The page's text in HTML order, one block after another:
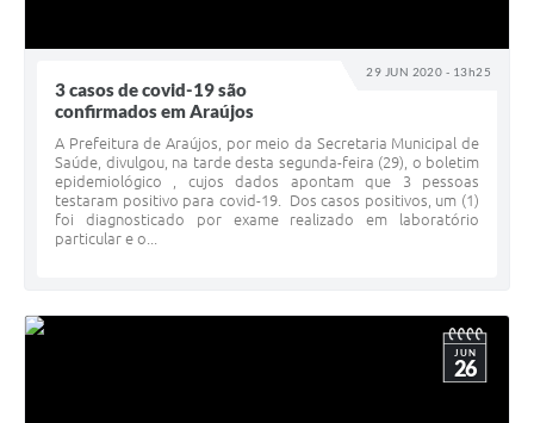
29 JUN 2020 - 13h25
3 casos de covid-19 são
confirmados em Araújos
A Prefeitura de Araújos, por meio da Secretaria Municipal de
Saúde, divulgou, na tarde desta segunda-feira (29), o boletim
epidemiológico , cujos dados apontam que 3 pessoas
testaram positivo para covid-19. Dos casos positivos, um (1)
foi diagnosticado por exame realizado em laboratório
particular e o...
JUN
26